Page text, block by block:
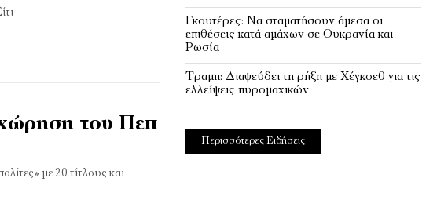
του Πεπ
με 20 τίτλους και
Γκουτέρες: Να σταματήσουν άμεσα οι
επιθέσεις κατά αμάχων σε Ουκρανία και
Ρωσία
Τραμπ: Διαψεύδει τη ρήξη με Χέγκσεθ για τις
ελλείψεις πυρομαχικών
Περισσότερες Ειδήσεις